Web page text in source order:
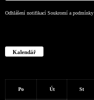
Odhlášení notifikací Soukromí a podmínky
Kalendář
Po Út St